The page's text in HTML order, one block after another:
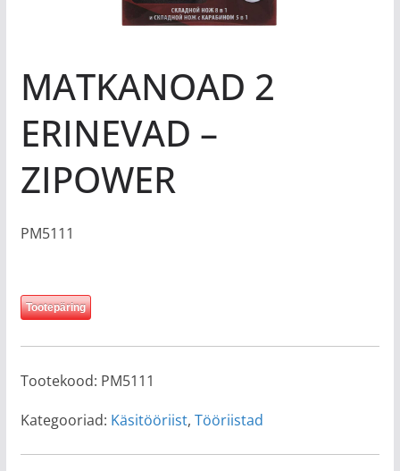
MATKANOAD 2
ERINEVAD –
ZIPOWER
PM5111
Tootepäring
Tootekood: PM5111
Kategooriad: Käsitööriist, Tööriistad